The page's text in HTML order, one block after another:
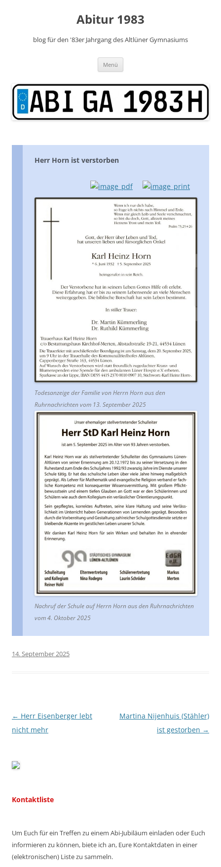
Abitur 1983
blog für den '83er Jahrgang des Altlüner Gymnasiums
Menü
Herr Horn ist verstorben
Todesanzeige der Familie von Herrn Horn aus den
Ruhrnachrichten vom 13. September 2025
Nachruf der Schule auf Herrn Horn aus den Ruhrnachrichten
vom 4. Oktober 2025
14. September 2025
Beitragsnavigation
← Herr Eisenberger lebt
nicht mehr
Martina Nijenhuis (Stähler)
ist gestorben →
Kontaktliste
Um Euch für ein Treffen zu einem Abi-Jubiläum einladen oder Euch
informieren zu können, biete ich an, Eure Kontaktdaten in einer
(elektronischen) Liste zu sammeln.